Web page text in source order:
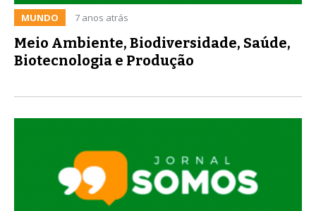
MUNDO 7 anos atrás
Meio Ambiente, Biodiversidade, Saúde,
Biotecnologia e Produção